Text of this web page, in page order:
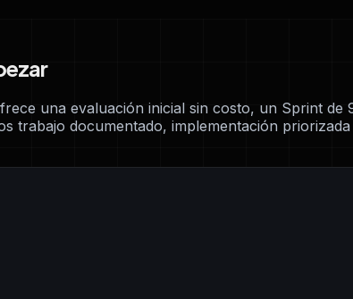
una evaluación inicial sin costo, un Sprint
trabajo documentado, implementación